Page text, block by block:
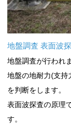
地盤調査 表面波
地盤調査が行われ
地盤の地耐力(支持
を判断をします。
表面波探査の原理
す。